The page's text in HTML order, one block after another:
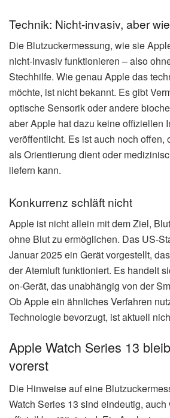
Technik: Nicht-invasiv, aber
Die Blutzuckermessung, wie sie
nicht-invasiv funktionieren – also
Stechhilfe. Wie genau Apple das
möchte, ist nicht bekannt. Es gibt
optische Sensorik oder andere
aber Apple hat dazu keine offiziellen
veröffentlicht. Es ist auch noch offen,
als Orientierung dient oder
liefern kann.
Konkurrenz schläft nicht
Apple ist nicht allein mit dem Ziel,
ohne Blut zu ermöglichen. Das US-
Januar 2025 ein Gerät vorgestellt,
der Atemluft funktioniert. Es handelt
on-Gerät, das unabhängig von der
Ob Apple ein ähnliches Verfahren
Technologie bevorzugt, ist aktuell
Apple Watch Series 13
vorerst
Die Hinweise auf eine
Watch Series 13 sind eindeutig,